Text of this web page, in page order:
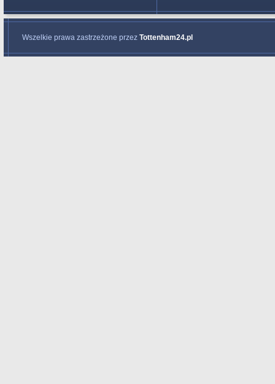
Wszelkie prawa zastrzeżone przez Tottenham24.pl